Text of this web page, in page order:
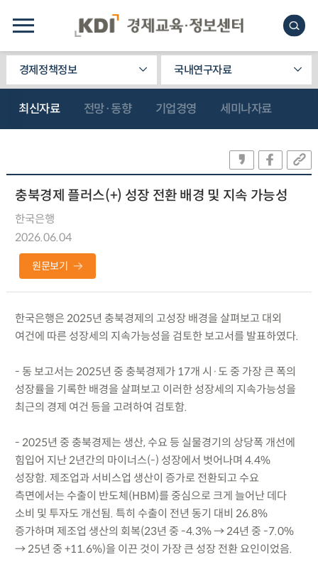
경제정책정보 국내연구자료
최신자료 전망·동향 기업경영 세미나자료
충북경제 플러스(+) 성장 전환 배경 및 지속 가능성
한국은행
2026.06.04
원문보기
한국은행은 2025년 충북경제의 고성장 배경을 살펴보고 대외
여건에 따른 성장세의 지속가능성을 검토한 보고서를 발표하였다.
- 동 보고서는 2025년 중 충북경제가 17개 시·도 중 가장 큰 폭의
성장률을 기록한 배경을 살펴보고 이러한 성장세의 지속가능성을
최근의 경제 여건 등을 고려하여 검토함.
- 2025년 중 충북경제는 생산, 수요 등 실물경기의 상당폭 개선에
힘입어 지난 2년간의 마이너스(-) 성장에서 벗어나며 4.4%
성장함. 제조업과 서비스업 생산이 증가로 전환되고 수요
측면에서는 수출이 반도체(HBM)를 중심으로 크게 늘어난 데다
소비 및 투자도 개선됨. 특히 수출이 전년 동기 대비 26.8%
증가하며 제조업 생산의 회복(23년 중 -4.3% → 24년 중 -7.0%
→ 25년 중 +11.6%)을 이끈 것이 가장 큰 성장 전환 요인이었음.